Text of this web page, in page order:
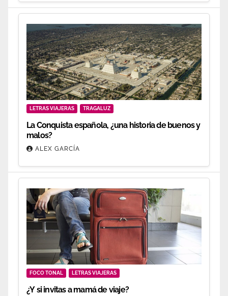
LETRAS VIAJERAS TRAGALUZ
La Conquista española, ¿una historia de buenos y
malos?
ALEX GARCÍA
FOCO TONAL LETRAS VIAJERAS
¿Y si invitas a mamá de viaje?